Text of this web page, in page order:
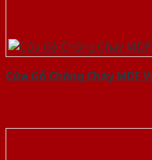
Cửa Gỗ Chống Cháy MDF